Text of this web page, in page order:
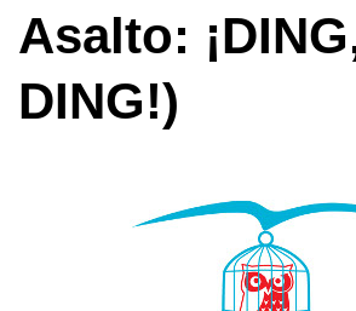
Asalto:
DING!)